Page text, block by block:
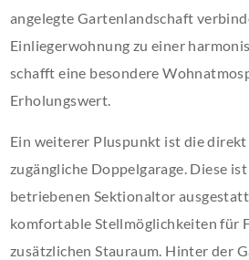
angelegte Gartenlandschaft
Einliegerwohnung zu einer
schafft eine besondere
Erholungswert.
Ein weiterer Pluspunkt ist die
zugängliche Doppelgarage. Diese
betriebenen Sektionaltor
komfortable Stellmöglichkeiten für
zusätzlichen Stauraum. Hinter der